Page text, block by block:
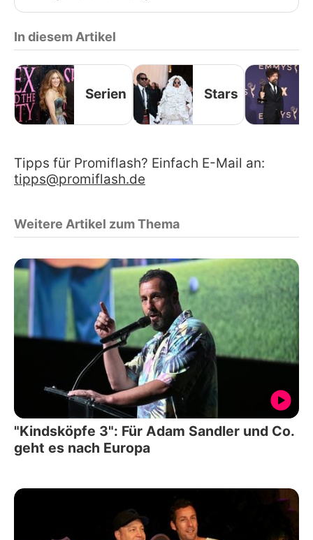
In diesem Artikel
Serien Stars
Tipps für Promiflash? Einfach E-Mail an:
tipps@promiflash.de
Weitere Artikel zum Thema
"Kindsköpfe 3": Für Adam Sandler und Co.
geht es nach Europa